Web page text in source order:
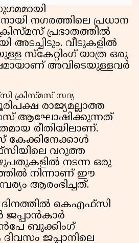
നഗരത്തിലെ പ്രധാന
പ്രഭാതത്തിൽ
അടച്ചിടും. വീടുകളിൽ
സ്കേറ്റിംഗ് യാത്ര ഒരു
അവിടെയുള്ളവർ
ക്രിസ്മസ് സദ്യ
രാജ്യമല്ലാത്ത
ആഘോഷിക്കുന്നത്
രീതിയിലാണ്.
കേക്കിനേക്കാൾ
വറുത്ത
നടന്ന ഒരു
നിന്നാണ് ഈ
ആരംഭിച്ചത്.
ദിനത്തിൽ കെഎഫ്‌സി
ജപ്പാൻകാർ
ബുക്കിംഗ്
ജപ്പാനിലെ